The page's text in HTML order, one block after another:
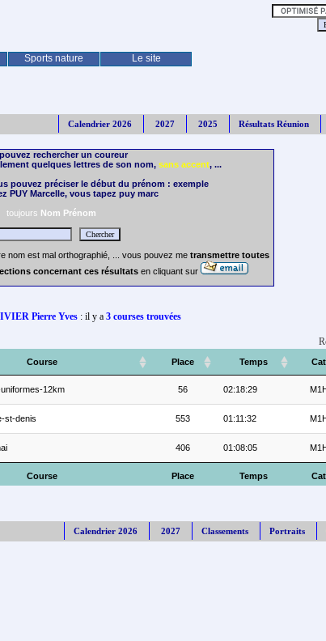
Sports nature Le site
Calendrier 2026 2027 2025 Résultats Réunion
rechercher un coureur
quelques lettres de son nom, sans accent, ...
pouvez préciser le début du prénom : exemple
PUY Marcelle, vous tapez puy marc
toujours Nom Prénom
nom est mal orthographié, ... vous pouvez me transmettre toutes
concernant ces résultats en cliquant sur
Pierre Yves: il y a 3 courses trouvées
Course Place Temps Cat
Course Place Temps Cat
12km 56 02:18:29
st-denis 553 01:11:32
406 01:08:05
Calendrier 2026 2027 Classements Portraits